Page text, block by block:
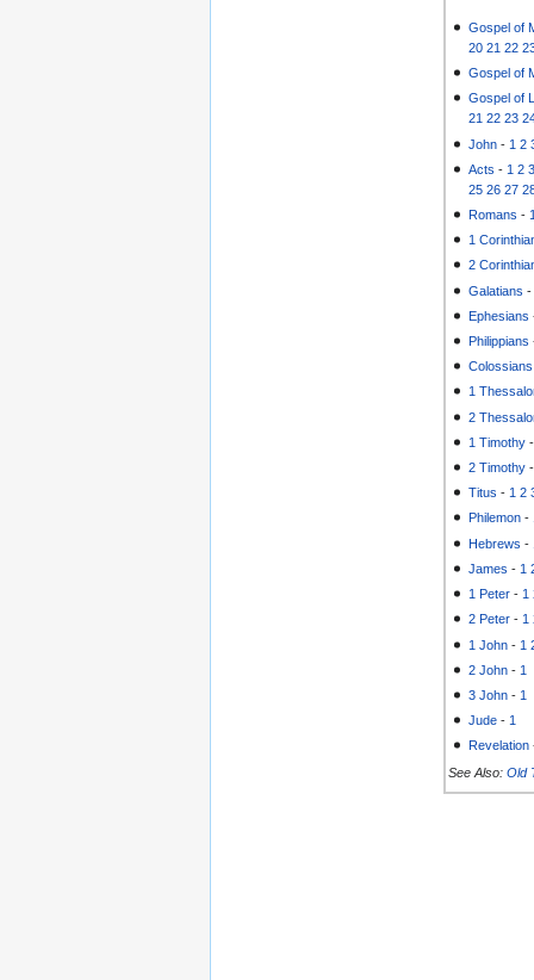
Gospel of
20 21 22
Gospel of
Gospel of
21 22 23
John - 1 2
Acts - 1 2
25 26 27
Romans -
1
2
Galatians
Ephesians
Philippians
Colossians
1
2
1 Timothy
2 Timothy
Titus - 1 2
Philemon -
Hebrews -
James - 1
1 Peter - 1
2 Peter - 1
1 John - 1
2 John - 1
3 John - 1
Jude - 1
Revelation
See Also: Old